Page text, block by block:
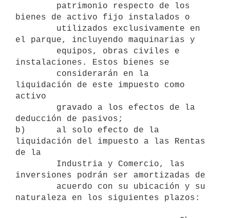
bienes de activo fijo instalados o
el parque, incluyendo maquinarias y
instalaciones. Estos bienes se
liquidación de este impuesto como
activo
deducción de pasivos;
b)      al solo efecto de la
liquidación del impuesto a las Rentas
de la
inversiones podrán ser amortizadas de
naturaleza en los siguientes plazos: